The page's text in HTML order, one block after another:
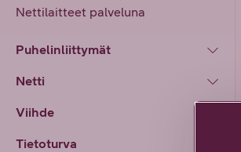
Nettilaitteet palveluna
Puhelinliittymät
Netti
Viihde
Tietoturva